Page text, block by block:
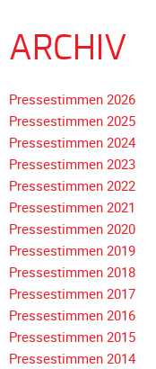
2011
2010
Galerie
2009
Galerie
2008
Galerie
2007
Galerie
2006
Galerie
2005
ARCHIV
Pressestimmen 2026
Pressestimmen 2025
Pressestimmen 2024
Pressestimmen 2023
Pressestimmen 2022
Pressestimmen 2021
Pressestimmen 2020
Pressestimmen 2019
Pressestimmen 2018
Navigation
überspringen
Pressestimmen 2017
Pressestimmen 2016
Pressestimmen 2015
Pressestimmen 2014